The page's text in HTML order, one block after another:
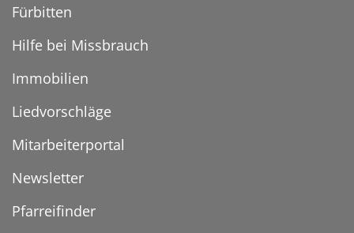
Fürbitten
Hilfe bei Missbrauch
Immobilien
Liedvorschläge
Mitarbeiterportal
Newsletter
Pfarreifinder